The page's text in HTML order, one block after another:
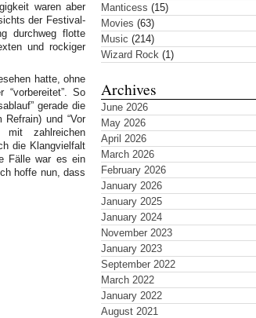
waren aber
der Festival-
durchweg flotte
und rockiger
hatte, ohne
So
gerade die
und “Vor
zahlreichen
die Klangvielfalt
Fälle war es ein
hoffe nun, dass
Manticess (15)
Movies (63)
Music (214)
Wizard Rock (1)
Archives
June 2026
May 2026
April 2026
March 2026
February 2026
January 2026
January 2025
January 2024
November 2023
January 2023
September 2022
March 2022
January 2022
August 2021